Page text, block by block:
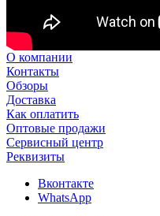
О компании
Контакты
Обзоры
Доставка
Как оплатить
Оптовые продажи
Сервисный центр
Реквизиты
Вконтакте
WhatsApp